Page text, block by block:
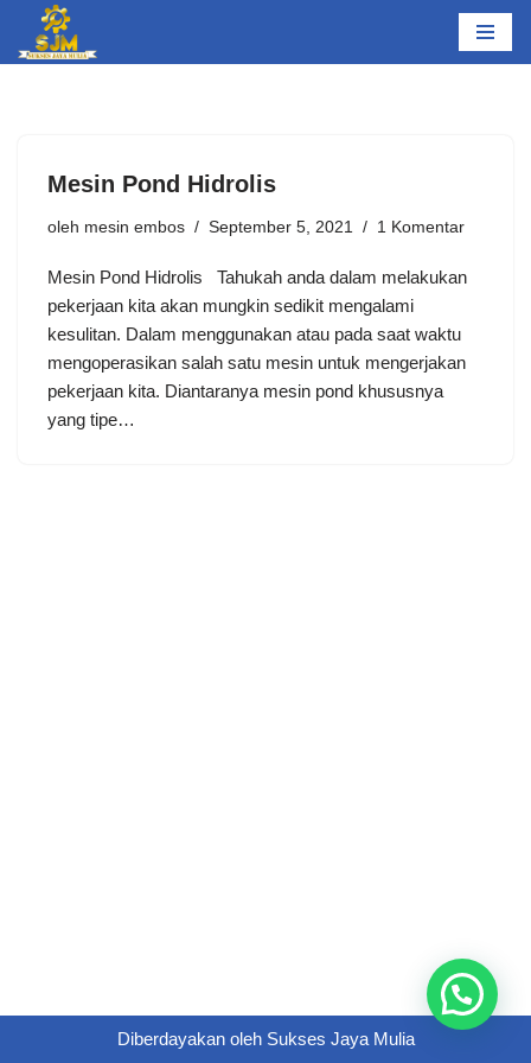
Lompat
Mesin Pond Hidrolis
oleh mesin embos September 5, 2021 1 Komentar
Mesin Pond Hidrolis Tahukah anda dalam melakukan
pekerjaan kita akan mungkin sedikit mengalami
kesulitan. Dalam menggunakan atau pada saat waktu
mengoperasikan salah satu mesin untuk mengerjakan
pekerjaan kita. Diantaranya mesin pond khususnya
yang tipe…
Diberdayakan oleh Sukses Jaya Mulia